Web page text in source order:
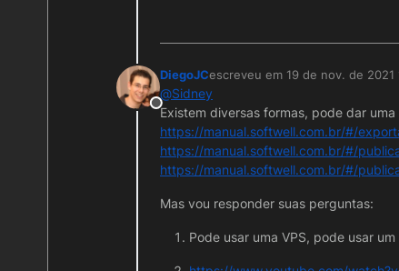
Offline
DiegoJCescreveu em 19 de nov. de 2021
última edição por DiegoJC
@Sidney
Existem diversas formas, pode dar
https://manual.softwell.com.br/#/
https://manual.softwell.com.br/#/
https://manual.softwell.com.br/#/
Mas vou responder suas perguntas:
Pode usar uma VPS, pode usar